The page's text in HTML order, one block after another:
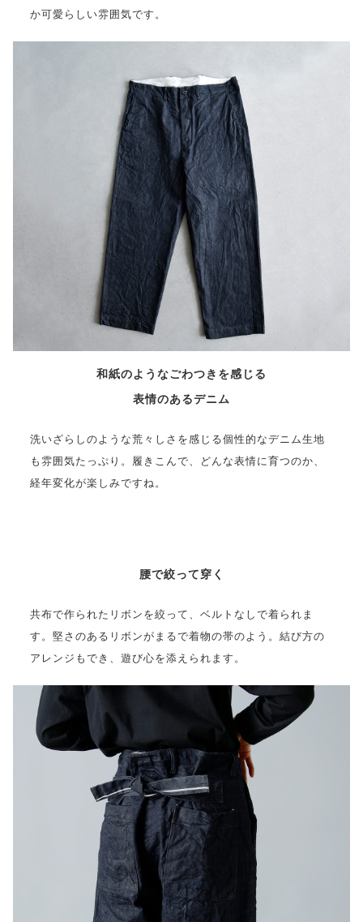
か可愛らしい雰囲気です。
和紙のようなごわつきを感じる
表情のあるデニム
洗いざらしのような荒々しさを感じる個性的なデニム生地
も雰囲気たっぷり。履きこんで、どんな表情に育つのか、
経年変化が楽しみですね。
腰で絞って穿く
共布で作られたリボンを絞って、ベルトなしで着られま
す。堅さのあるリボンがまるで着物の帯のよう。結び方の
アレンジもでき、遊び心を添えられます。